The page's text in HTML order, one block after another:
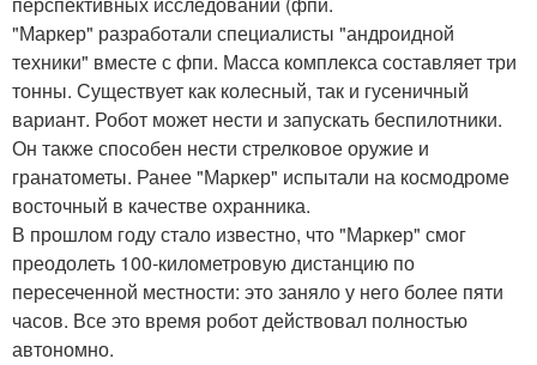
"Маркер" разработали специалисты "андроидной
техники" вместе с фпи. Масса комплекса составляет три
тонны. Существует как колесный, так и гусеничный
вариант. Робот может нести и запускать беспилотники.
Он также способен нести стрелковое оружие и
гранатометы. Ранее "Маркер" испытали на космодроме
восточный в качестве охранника.
В прошлом году стало известно, что "Маркер" смог
преодолеть 100-километровую дистанцию по
пересеченной местности: это заняло у него более пяти
часов. Все это время робот действовал полностью
автономно.